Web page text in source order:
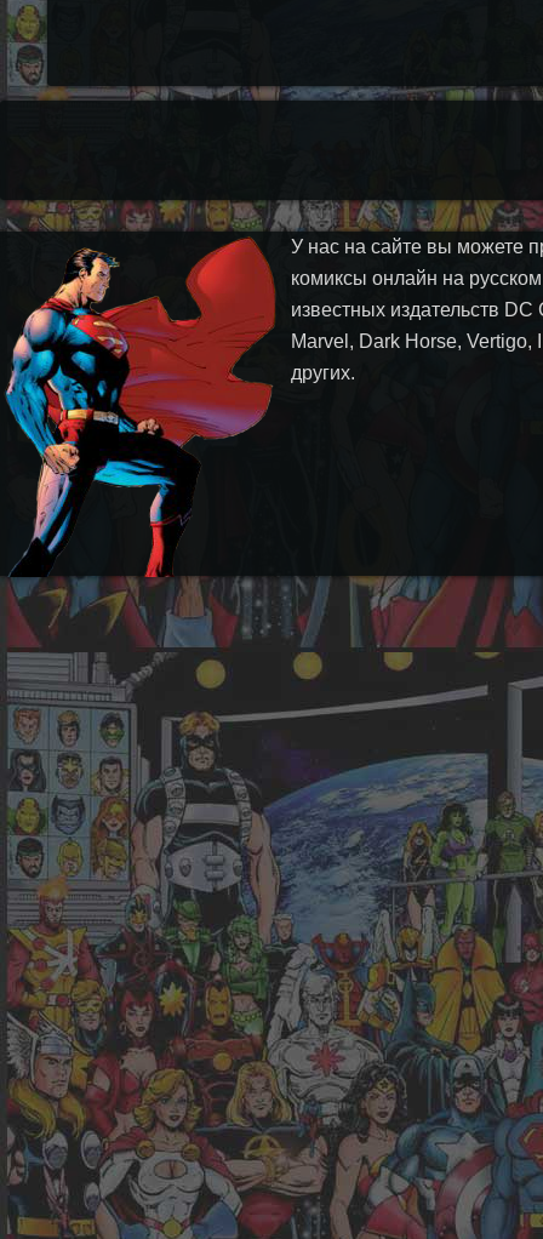
У нас на сайте вы можете
комиксы онлайн на
известных издательств DC
Marvel, Dark Horse, Vertigo,
других.